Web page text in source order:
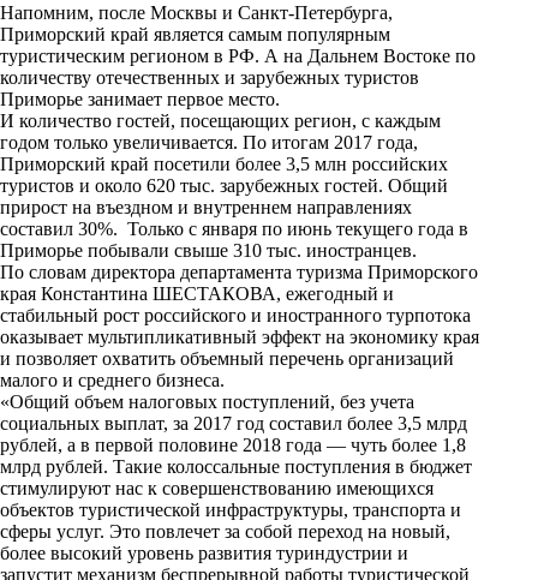
Напомним, после Москвы и Санкт-Петербурга,
Приморский край является самым популярным
туристическим регионом в РФ. А на Дальнем Востоке по
количеству отечественных и зарубежных туристов
Приморье занимает первое место.
И количество гостей, посещающих регион, с каждым
годом только увеличивается. По итогам 2017 года,
Приморский край посетили более 3,5 млн российских
туристов и около 620 тыс. зарубежных гостей. Общий
прирост на въездном и внутреннем направлениях
составил 30%. Только с января по июнь текущего года в
Приморье побывали свыше 310 тыс. иностранцев.
По словам директора департамента туризма Приморского
края Константина ШЕСТАКОВА, ежегодный и
стабильный рост российского и иностранного турпотока
оказывает мультипликативный эффект на экономику края
и позволяет охватить объемный перечень организаций
малого и среднего бизнеса.
«Общий объем налоговых поступлений, без учета
социальных выплат, за 2017 год составил более 3,5 млрд
рублей, а в первой половине 2018 года — чуть более 1,8
млрд рублей. Такие колоссальные поступления в бюджет
стимулируют нас к совершенствованию имеющихся
объектов туристической инфраструктуры, транспорта и
сферы услуг. Это повлечет за собой переход на новый,
более высокий уровень развития туриндустрии и
запустит механизм беспрерывной работы туристической